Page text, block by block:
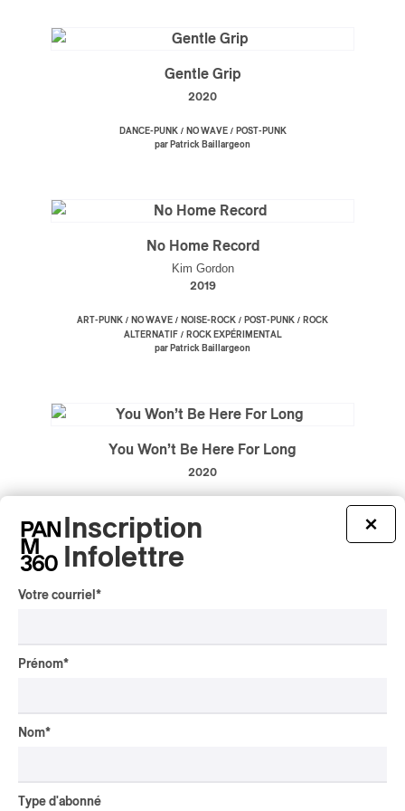
Gentle Grip
2020
DANCE-PUNK/ NO WAVE/ POST-PUNK
par Patrick Baillargeon
No Home Record
Kim Gordon
2019
ART-PUNK / NO WAVE / NOISE-ROCK / POST-PUNK / ROCK
ALTERNATIF/ ROCK EXPÉRIMENTAL
par Patrick Baillargeon
You Won’t Be Here For Long
2020
par Patrick Baillargeon
2020
×
Inscription
Infolettre
Votre courriel *
Prénom*
Nom*
Type d'abonné